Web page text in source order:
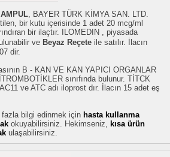
, BAYER TÜRK KİMYA SAN. LTD.
bir kutu içerisinde 1 adet 20 mcg/ml
bir ilaçtır. ILOMEDIN , piyasada
ve Beyaz Reçete ile satılır. İlacın
dir.
B - KAN VE KAN YAPICI ORGANLAR
sınıfında bulunur. TİTCK
ve ATC adı iloprost dır. İlacın 15 adet eş
fazla bilgi edinmek için hasta kullanma
okuyabilirsiniz. Hekimseniz,
kısa ürün
ulaşabilirsiniz.